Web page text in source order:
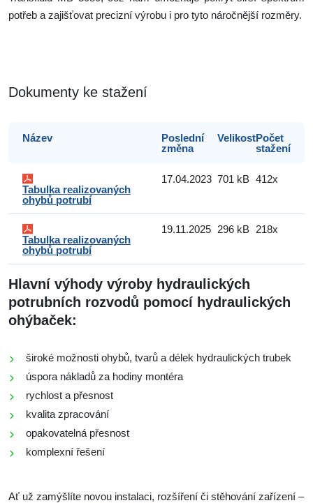
potřeb a zajišťovat precizní výrobu i pro tyto náročnější rozměry.
Dokumenty ke stažení
Název
Poslední
změna
VelikostPočet
stažení
Tabulka realizovaných
ohybů potrubí
17.04.2023 701 kB 412x
Tabulka realizovaných
ohybů potrubí
19.11.2025 296 kB 218x
Hlavní výhody výroby hydraulických
potrubních rozvodů pomocí hydraulických
ohýbaček:
široké možnosti ohybů, tvarů a délek hydraulických trubek
úspora nákladů za hodiny montéra
rychlost a přesnost
kvalita zpracování
opakovatelná přesnost
komplexní řešení
Ať už zamýšlíte novou instalaci, rozšíření či stěhování zařízení –